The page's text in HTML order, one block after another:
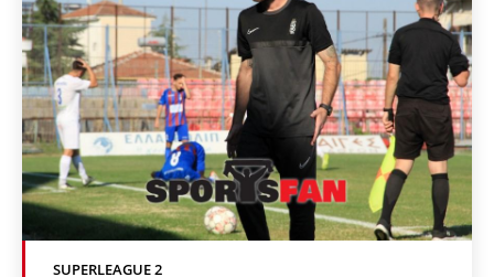
SUPERLEAGUE 2